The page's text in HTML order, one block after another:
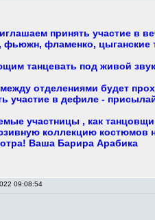
принять участие в
фьюжн, фламенко, цыганские
танцевать под живой
отделениями будет
участие в дефиле -
участницы , как
коллекцию костюмов
Ваша Барира Арабика
09:08:54